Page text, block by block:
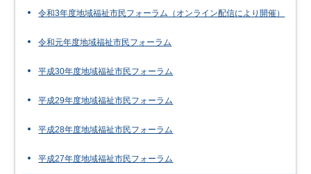
令和3年度地域福祉市民フォーラム（オンライン配信により開催）
令和元年度地域福祉市民フォーラム
平成30年度地域福祉市民フォーラム
平成29年度地域福祉市民フォーラム
平成28年度地域福祉市民フォーラム
平成27年度地域福祉市民フォーラム